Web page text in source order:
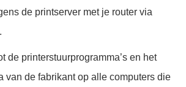
de printserver met je router via
de printerstuurprogramma’s en het
van de fabrikant op alle computers die